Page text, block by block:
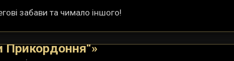
забави та чимало іншого!
Прикордоння“»